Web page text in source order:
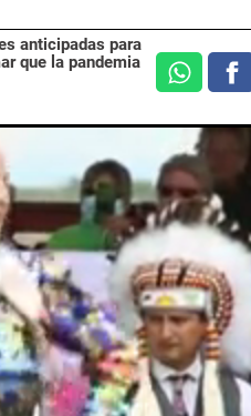
anticipadas para
que la pandemia